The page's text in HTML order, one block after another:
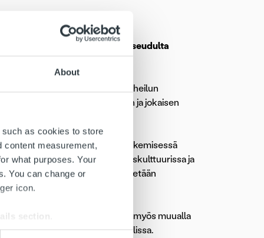
About
as cookies to store
content measurement,
what purposes. Your
You can change or
icon.
section
kanssa. Pääkaupunkiseudulta
halua.
kuin Ropossa. Joukkueurheilun
toiminta, yhdessä tekeminen ja jokaisen
meininki on aivan mahtava. Tekemisessä
aina voitosta. Meidän yrityskulttuurissa ja
eteen ja tavoitteita kohti edetään
Artti Aurasmaa
hyvän media-arvon myötä myös muualla
kotiotteluissa Töölön Kisahallissa.